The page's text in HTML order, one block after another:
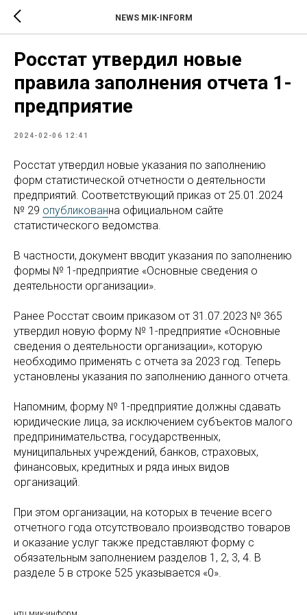
NEWS MIK-INFORM
Росстат утвердил новые
правила заполнения отчета 1-
предприятие
2024-02-06 12:41
Росстат утвердил новые указания по заполнению
форм статистической отчетности о деятельности
предприятий. Соответствующий приказ от 25.01.2024
№ 29 опубликованна официальном сайте
статистического ведомства.
В частности, документ вводит указания по заполнению
формы № 1-предприятие «Основные сведения о
деятельности организации».
Ранее Росстат своим приказом от 31.07.2023 № 365
утвердил новую форму № 1-предприятие «Основные
сведения о деятельности организации», которую
необходимо применять с отчета за 2023 год. Теперь
установлены указания по заполнению данного отчета.
Напомним, форму № 1-предприятие должны сдавать
юридические лица, за исключением субъектов малого
предпринимательства, государственных,
муниципальных учреждений, банков, страховых,
финансовых, кредитных и ряда иных видов
организаций.
При этом организации, на которых в течение всего
отчетного года отсутствовало производство товаров
и оказание услуг также представляют форму с
обязательным заполнением разделов 1, 2, 3, 4. В
разделе 5 в строке 525 указывается «0».